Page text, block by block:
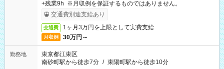
+残業9h ※月収例を保証するものではありません。
交通費別途支給あり
交通費 1ヶ月3万円を上限として実費支給
月収例 30万円～
勤務地
東京都江東区
南砂町駅から徒歩7分 / 東陽町駅から徒歩10分